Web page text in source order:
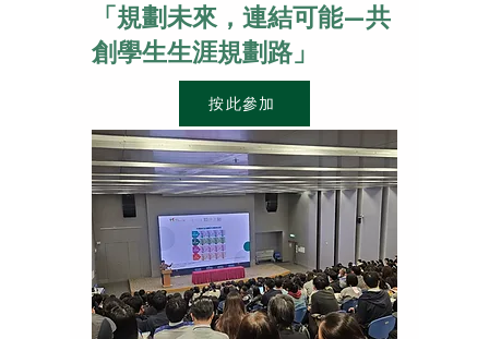
「規劃未來，連結可能—共
創學生生涯規劃路」
按此參加